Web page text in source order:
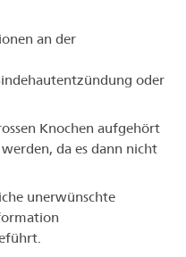
an der
oder
Knochen aufgehört
da es dann nicht
unerwünschte